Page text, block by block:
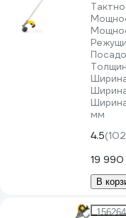
мм
4.5
19
В